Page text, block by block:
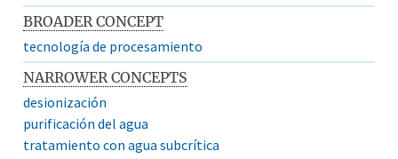
BROADER CONCEPT
tecnología de procesamiento
NARROWER CONCEPTS
desionización
purificación del agua
tratamiento con agua subcrítica